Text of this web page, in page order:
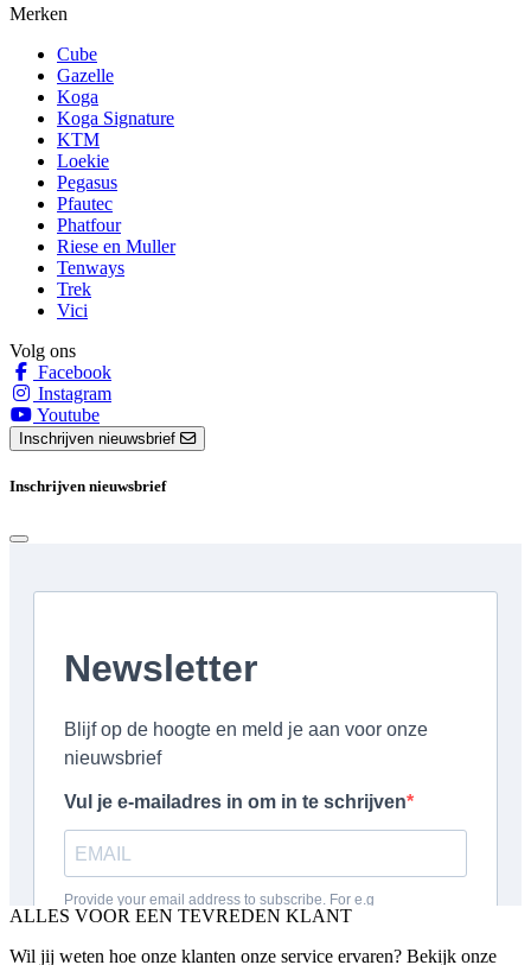
Merken
Cube
Gazelle
Koga
Koga Signature
KTM
Loekie
Pegasus
Pfautec
Phatfour
Riese en Muller
Tenways
Trek
Vici
Volg ons
Facebook
Instagram
Youtube
Inschrijven nieuwsbrief
Inschrijven nieuwsbrief
ALLES VOOR EEN TEVREDEN KLANT
Wil jij weten hoe onze klanten onze service ervaren? Bekijk onze